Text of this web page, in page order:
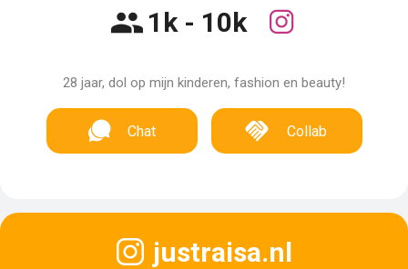
1k - 10k
28 jaar, dol op mijn kinderen, fashion en beauty!
Chat Collab
justraisa.nl